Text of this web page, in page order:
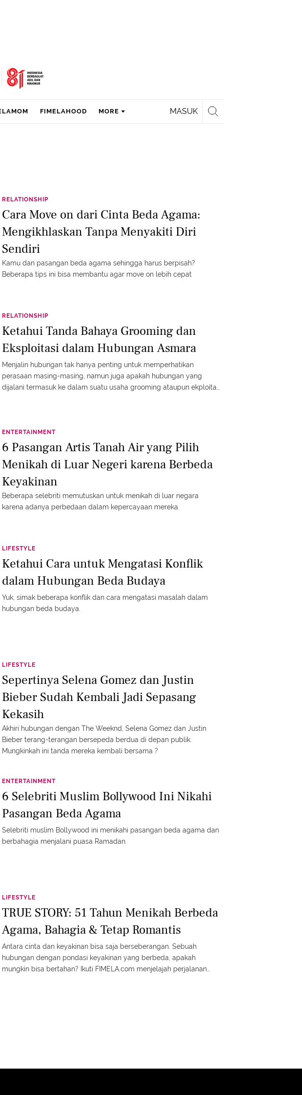
MASUK
FIMELAHOOD MORE
RELATIONSHIP
Cara Move on dari Cinta Beda Agama:
Mengikhlaskan Tanpa Menyakiti Diri
Sendiri
Kamu dan pasangan beda agama sehingga harus berpisah?
Beberapa tips ini bisa membantu agar move on lebih cepat
RELATIONSHIP
Ketahui Tanda Bahaya Grooming dan
Eksploitasi dalam Hubungan Asmara
Menjalin hubungan tak hanya penting untuk memperhatikan
perasaan masing-masing, namun juga apakah hubungan yang
dijalani termasuk ke dalam suatu usaha grooming ataupun ekploitasi
ENTERTAINMENT
6 Pasangan Artis Tanah Air yang Pilih
Menikah di Luar Negeri karena Berbeda
Keyakinan
Beberapa selebriti memutuskan untuk menikah di luar negara
karena adanya perbedaan dalam kepercayaan mereka.
LIFESTYLE
Ketahui Cara untuk Mengatasi Konflik
dalam Hubungan Beda Budaya
Yuk, simak beberapa konflik dan cara mengatasi masalah dalam
hubungan beda budaya.
LIFESTYLE
Sepertinya Selena Gomez dan Justin
Bieber Sudah Kembali Jadi Sepasang
Kekasih
Akhiri hubungan dengan The Weeknd, Selena Gomez dan Justin
Bieber terang-terangan bersepeda berdua di depan publik.
Mungkinkah ini tanda mereka kembali bersama ?
ENTERTAINMENT
6 Selebriti Muslim Bollywood Ini Nikahi
Pasangan Beda Agama
Selebriti muslim Bollywood ini menikahi pasangan beda agama dan
berbahagia menjalani puasa Ramadan.
LIFESTYLE
TRUE STORY: 51 Tahun Menikah Berbeda
Agama, Bahagia & Tetap Romantis
Antara cinta dan keyakinan bisa saja berseberangan. Sebuah
hubungan dengan pondasi keyakinan yang berbeda, apakah
mungkin bisa bertahan? Ikuti FIMELA.com menjelajah perjalanan